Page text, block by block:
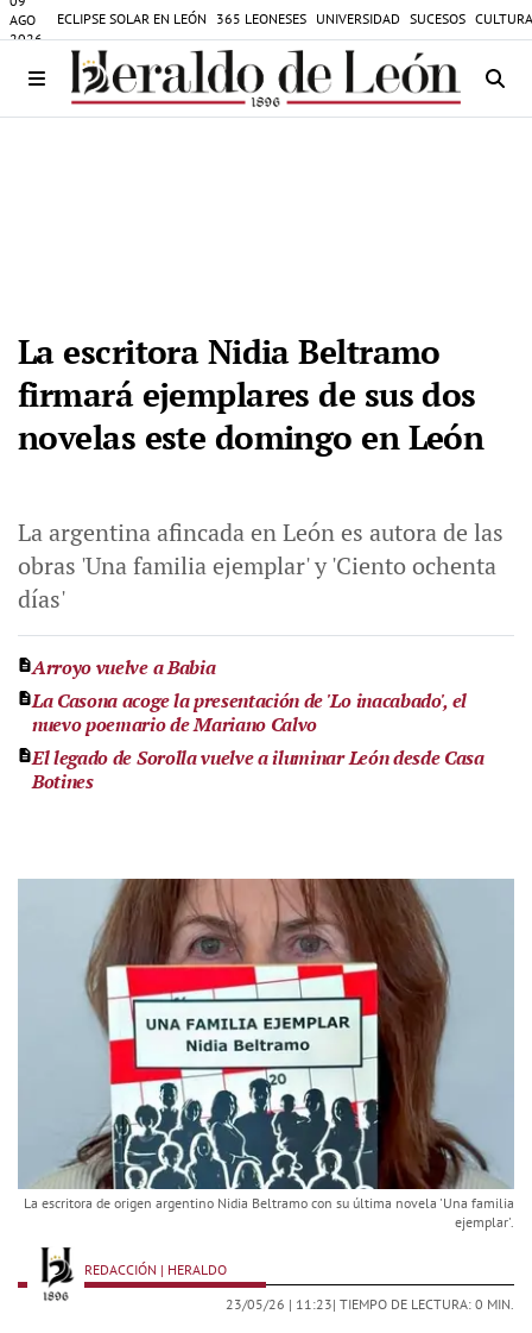
AGO
2026
ECLIPSE SOLAR EN LEÓN 365 LEONESES UNIVERSIDAD SUCESOS
La escritora Nidia Beltramo
firmará ejemplares de sus dos
novelas este domingo en León
La argentina afincada en León es autora de las
obras 'Una familia ejemplar' y 'Ciento ochenta
días'
Arroyo vuelve a Babia
La Casona acoge la presentación de 'Lo inacabado', el
nuevo poemario de Mariano Calvo
El legado de Sorolla vuelve a iluminar León desde Casa
Botines
La escritora de origen argentino Nidia Beltramo con su última novela 'Una familia
ejemplar'.
REDACCIÓN | HERALDO
23/05/26 | 11:23| TIEMPO DE LECTURA: 0 MIN.